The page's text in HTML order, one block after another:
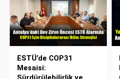
ESTÜ’de COP31
Mesaisi: